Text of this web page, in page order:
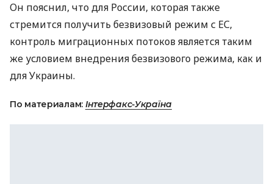
Он пояснил, что для России, которая также
стремится получить безвизовый режим с ЕС,
контроль миграционных потоков является таким
же условием внедрения безвизового режима, как и
для Украины.
По материалам: Інтерфакс-Україна